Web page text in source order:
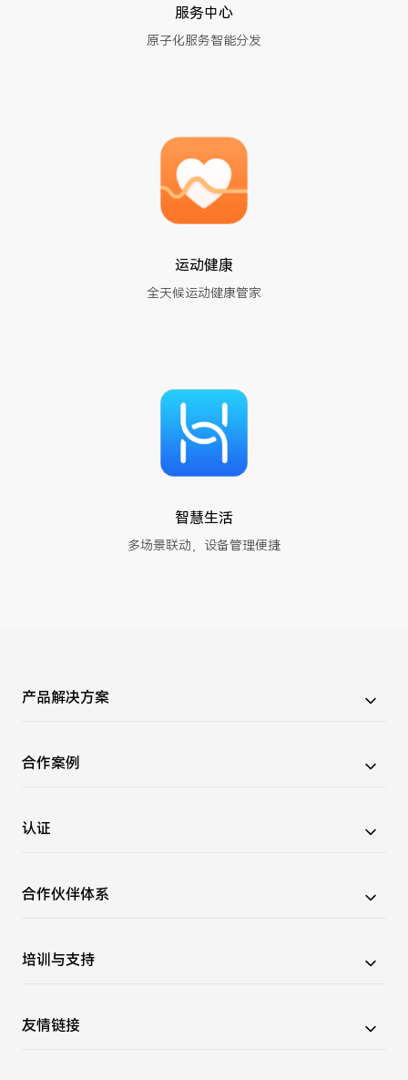
服务中心
原子化服务智能分发
运动健康
全天候运动健康管家
智慧生活
多场景联动，设备管理便捷
产品解决方案
云服务
合作案例
生态解决方案合作案例
认证
产品认证产品
鸿蒙智家北向生态认证介绍
合作伙伴体系
生态解决方案合作伙伴
培训与支持
视频课堂
友情链接